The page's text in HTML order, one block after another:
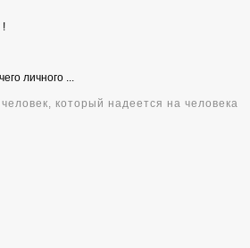
!
личного ...
который надеется на человека